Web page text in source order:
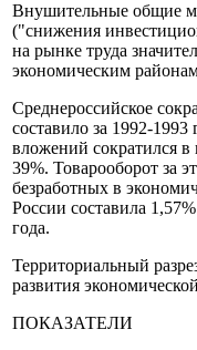
Внушительные общие
("снижения
на рынке труда
экономическим
Среднероссийское
составило за 1992-
вложений сократился в
39%. Товарооборот за
безработных в
России составила
года.
Территориальный
развития
ПОКАЗАТЕЛИ